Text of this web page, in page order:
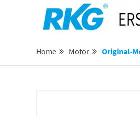
Home Motor Original-